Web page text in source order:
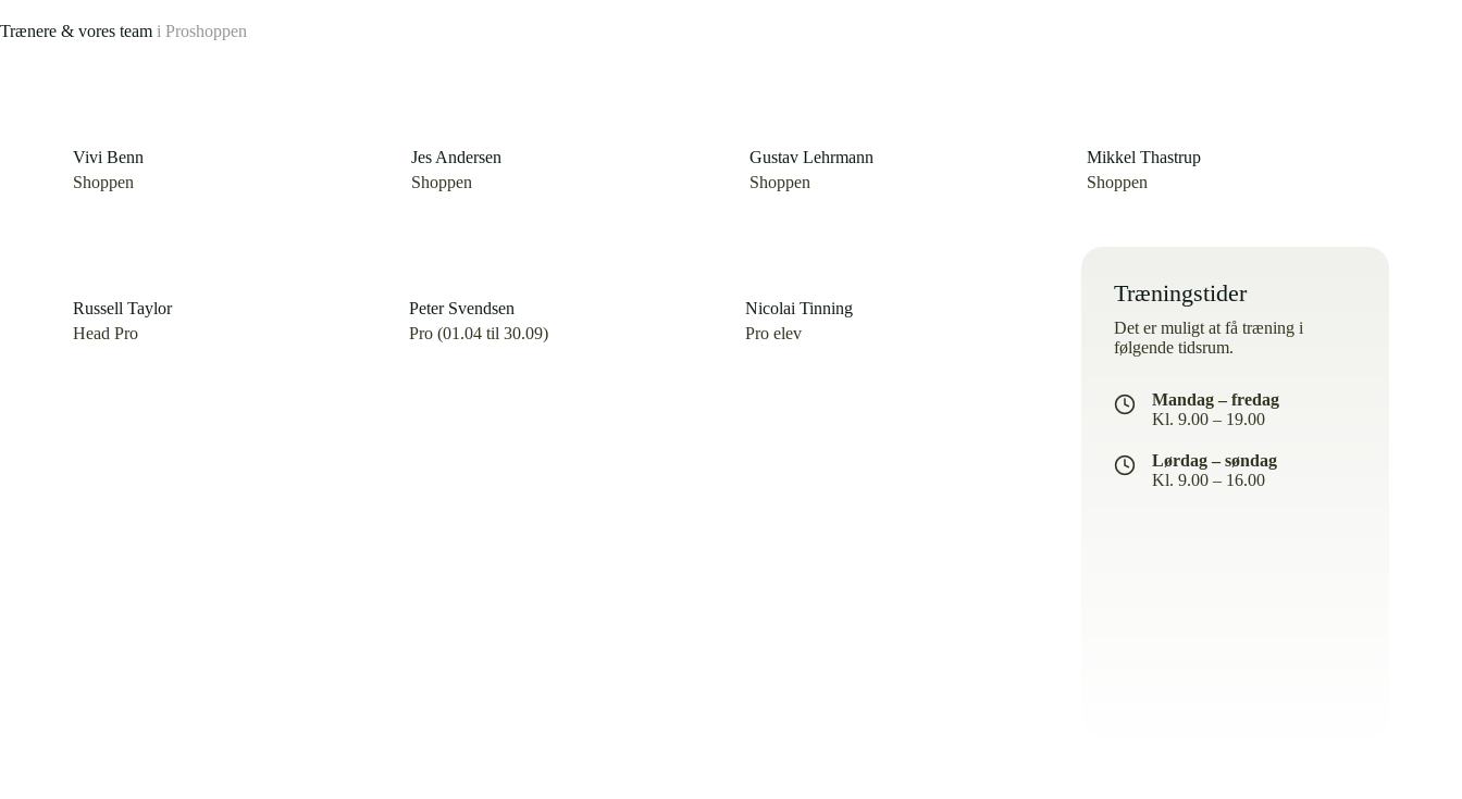
Trænere & vores team i Proshoppen
Vivi Benn
Shoppen
Jes Andersen
Shoppen
Gustav Lehrmann
Shoppen
Mikkel Thastrup
Shoppen
Russell Taylor
Head Pro
Peter Svendsen
Pro (01.04 til 30.09)
Nicolai Tinning
Pro elev
Træningstider
Det er muligt at få træning i
følgende tidsrum.
Mandag – fredag
Kl. 9.00 – 19.00
Lørdag – søndag
Kl. 9.00 – 16.00